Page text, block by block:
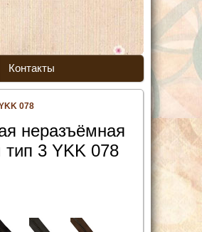
Контакты
078
неразъёмная
3 YKK 078